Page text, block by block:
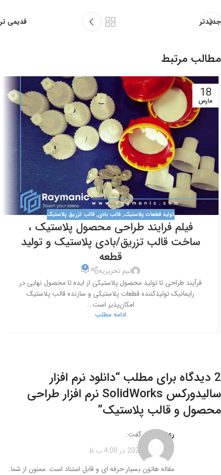
جدیدتر قدیمی تر
مطالب مرتبط
18
مارس
تولید قطعات پلاستیک,قالب بادی,قالب تزریق پلاستیک
فیلم فرایند طراحی محصول پلاستیک ،
ساخت قالب تزریق/بادی پلاستیک و تولید
قطعه
تیم تحریریه 4
فرآیند طراحی تا تولید محصول پلاستیکی از ایده تا محصول نهایی در
رایمانیک تولیدکننده قطعات پلاستیکی و سازنده قالب پلاستیک
امکان‌پذیر است...
ادامه مطلب
2 دیدگاه برای مطلب “
دانلود نرم افزار
سالیدورکس SolidWorks نرم افزار طراحی
محصول و قالب پلاستیک”
رعنا فرزین گفت:
دسامبر 24, 2022 در 4:08 ب.ظ
مقاله هاتون بسیار حرفه ای و قابل استناد است. ممنون از شما.